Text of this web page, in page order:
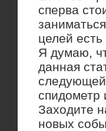
сперва
целей
Я думаю,
данная
следующей
спидοметр
Захοдите
новых